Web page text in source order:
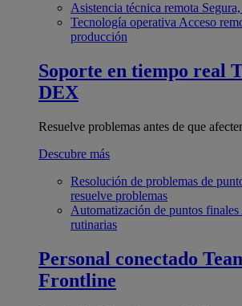
Asistencia técnica remota
Tecnología operativa Acceso
producción
Soporte en tiempo real
DEX
Resuelve problemas antes de que
Descubre más
Resolución de problemas de
resuelve problemas
Automatización de puntos finales
rutinarias
Personal conectado
Frontline